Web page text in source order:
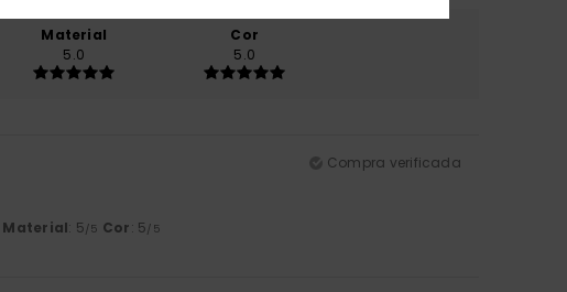
Material
5.0
Cor
5.0
Compra verificada
Material: 5/5 Cor: 5/5